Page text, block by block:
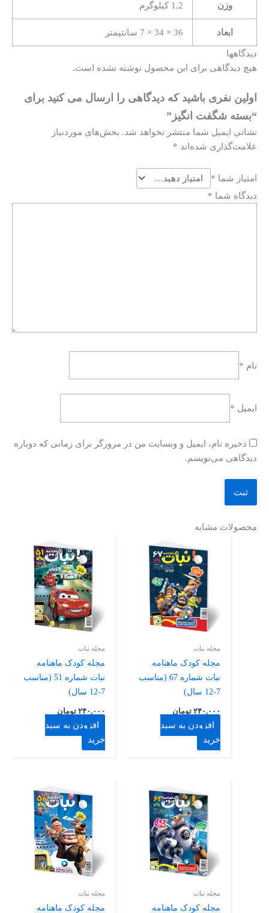
وزن 1,2 کیلوگرم
ابعاد 36 × 34 × 7 سانتیمتر
دیدگاهها
هیچ دیدگاهی برای این محصول نوشته نشده است.
اولین نفری باشید که دیدگاهی را ارسال می کنید برای
“بسته شگفت انگیز”
نشانی ایمیل شما منتشر نخواهد شد. بخش‌های موردنیاز
علامت‌گذاری شده‌اند *
امتیاز شما *
دیدگاه شما *
نام *
ایمیل *
ذخیره نام، ایمیل و وبسایت من در مرورگر برای زمانی که دوباره
دیدگاهی می‌نویسم.
محصولات مشابه
مجله نبات
مجله کودک ماهنامه
نبات شماره 67 (مناسب
7-12 سال)
۲۴۰,۰۰۰ تومان
افزودن به سبد
خرید
مجله نبات
مجله کودک ماهنامه
نبات شماره 51 (مناسب
7-12 سال)
۲۴۰,۰۰۰ تومان
افزودن به سبد
خرید
مجله نبات
مجله کودک ماهنامه
مجله نبات
مجله کودک ماهنامه